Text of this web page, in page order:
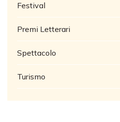
Festival
Premi Letterari
Spettacolo
Turismo